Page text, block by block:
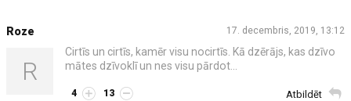
17. decembris, 2019, 13:12
Roze
R
Cirtīs un cirtīs, kamēr visu nocirtīs. Kā dzērājs, kas dzīvo
mātes dzīvoklī un nes visu pārdot...
Atbildēt
4 13